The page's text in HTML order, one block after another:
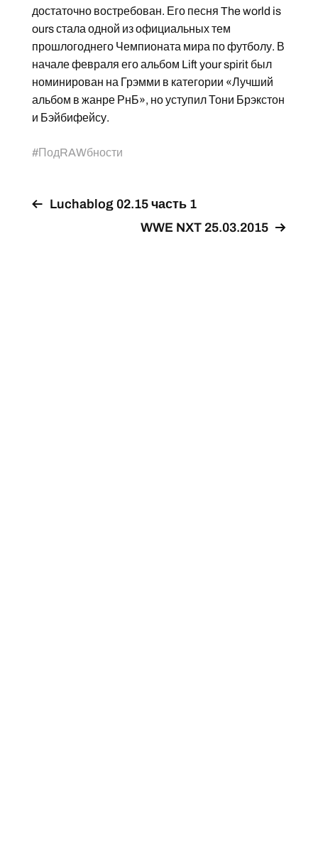
достаточно востребован. Его песня The world is
ours стала одной из официальных тем
прошлогоднего Чемпионата мира по футболу. В
начале февраля его альбом Lift your spirit был
номинирован на Грэмми в категории «Лучший
альбом в жанре РнБ», но уступил Тони Брэкстон
и Бэйбифейсу.
#ПодRAWбности
Luchablog 02.15 часть 1
WWE NXT 25.03.2015